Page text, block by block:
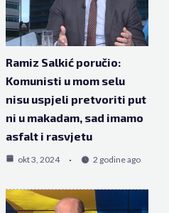
Ramiz Salkić poručio:
Komunisti u mom selu
nisu uspjeli pretvoriti put
ni u makadam, sad imamo
asfalt i rasvjetu
okt 3, 2024 2 godine ago